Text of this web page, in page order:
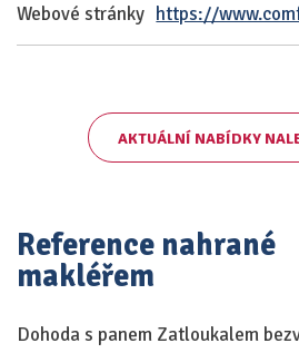
Webové stránky https://
AKTUÁLNÍ NABÍDKY
Reference nahrané
makléřem
Dohoda s panem Zatloukalem